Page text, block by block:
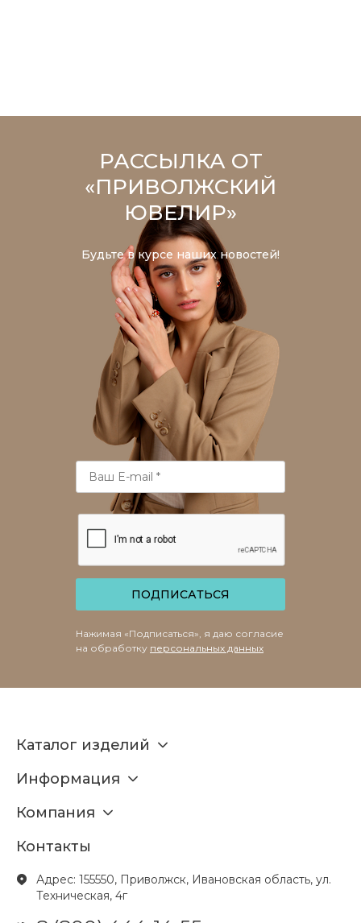
РАССЫЛКА ОТ
«ПРИВОЛЖСКИЙ
ЮВЕЛИР»
Будьте в курсе наших новостей!
ПОДПИСАТЬСЯ
Нажимая «Подписаться», я даю согласие
на обработку персональных данных
Каталог изделий
Информация
Компания
Контакты
Адрес: 155550, Приволжск, Ивановская область, ул.
Техническая, 4г